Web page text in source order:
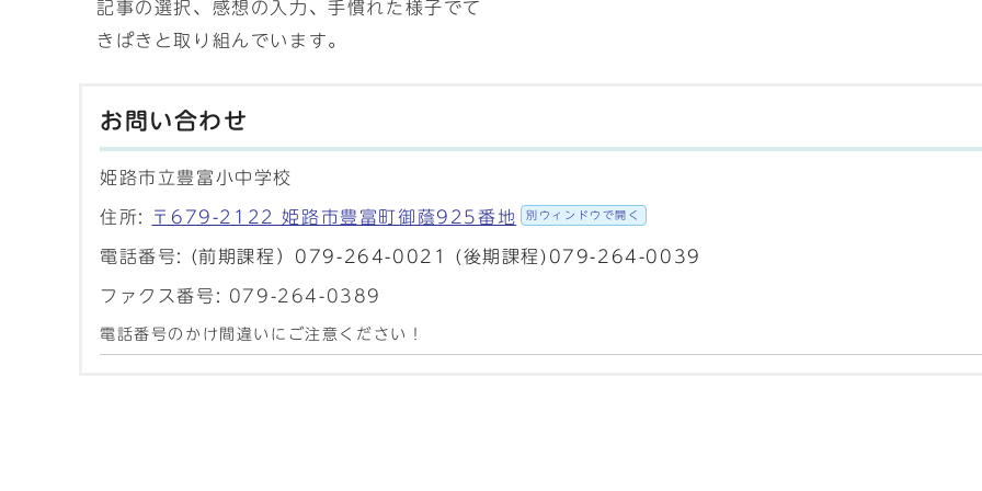
記事の選択、感想の入力、手慣れた様子でて
きぱきと取り組んでいます。
お問い合わせ
姫路市立豊富小中学校
住所: 〒679-2122 姫路市豊富町御蔭925番地 別ウィンドウで開く
電話番号: (前期課程）079-264-0021 (後期課程)079-264-0039
ファクス番号: 079-264-0389
電話番号のかけ間違いにご注意ください！